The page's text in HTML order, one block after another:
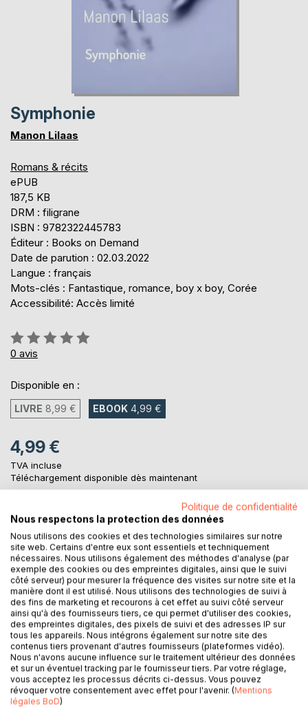
Symphonie
Manon Lilaas
Romans & récits
ePUB
187,5 KB
DRM : filigrane
ISBN : 9782322445783
Éditeur : Books on Demand
Date de parution : 02.03.2022
Langue : français
Mots-clés : Fantastique, romance, boy x boy, Corée
Accessibilité: Accès limité
Évaluation:
0%
0 avis
Disponible en :
LIVRE 8,99 € EBOOK 4,99 €
4,99 €
TVA incluse
Téléchargement disponible dès maintenant
AJOUTER AU PANIER
Ajouter à ma liste d'envies
Laisser un avis
DESCRIPTION
Politique de confidentialité
Nous respectons la protection des données
Nous utilisons des cookies et des technologies similaires sur notre
site web. Certains d'entre eux sont essentiels et techniquement
nécessaires. Nous utilisons également des méthodes d'analyse (par
exemple des cookies ou des empreintes digitales, ainsi que le suivi
côté serveur) pour mesurer la fréquence des visites sur notre site et la
manière dont il est utilisé. Nous utilisons des technologies de suivi à
des fins de marketing et recourons à cet effet au suivi côté serveur
ainsi qu'à des fournisseurs tiers, ce qui permet d'utiliser des cookies,
des empreintes digitales, des pixels de suivi et des adresses IP sur
tous les appareils. Nous intégrons également sur notre site des
contenus tiers provenant d'autres fournisseurs (plateformes vidéo).
Nous n'avons aucune influence sur le traitement ultérieur des données
et sur un éventuel tracking par le fournisseur tiers. Par votre réglage,
vous acceptez les processus décrits ci-dessus. Vous pouvez
révoquer votre consentement avec effet pour l'avenir. (Mentions
légales BoD)